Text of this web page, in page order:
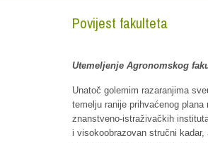
Povijest fakulteta
Utemeljenje Agronomskog
Unatoč golemim razaranjima
temelju ranije prihvaćenog
znanstveno-istraživačkih
i visokoobrazovan stručni